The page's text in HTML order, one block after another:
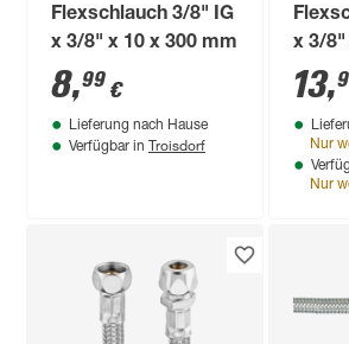
Flexschlauch 3/8" IG
x 3/8" x 10 x 300 mm
8,99 €
Lieferung nach Hause
Verfügbar in Troisdorf
x 3/8"
13,
Nur
Nur